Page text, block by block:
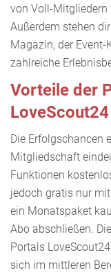
von Voll-Mitgliedern
Außerdem stehen
Magazin, der Event-
zahlreiche
Vorteile der
LoveScout24
Die Erfolgschancen
Mitgliedschaft
Funktionen
jedoch gratis nur
ein Monatspaket
Abo abschließen.
Portals
sich im mittleren